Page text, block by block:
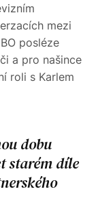
mezi
posléze
a pro našince
roli s Karlem
dobu
starém díle